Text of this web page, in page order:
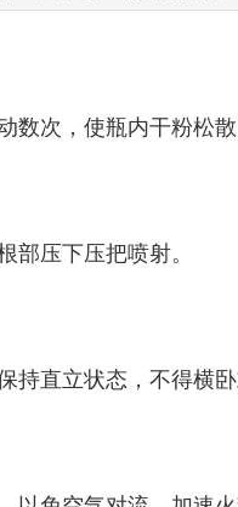
数次，使瓶内干粉松
压下压把喷射。
持直立状态，不得横